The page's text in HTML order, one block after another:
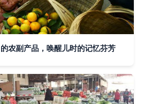
农副产品，唤醒儿时的记忆芬芳